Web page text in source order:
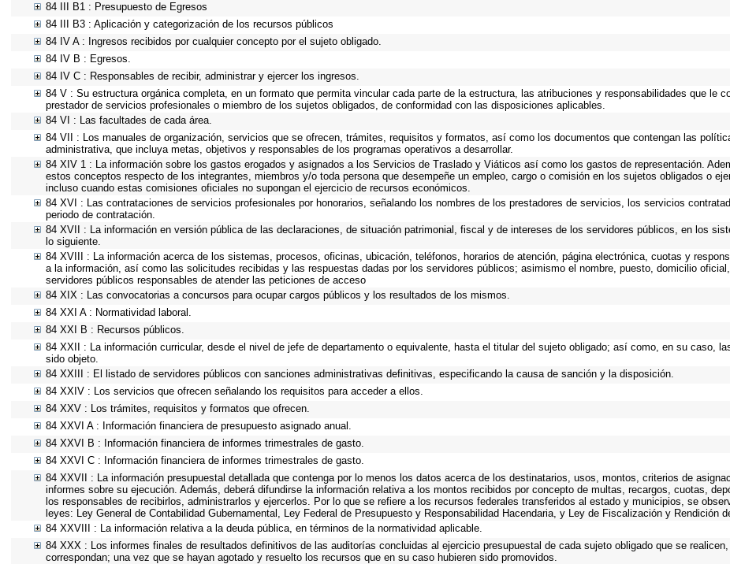
84 III B1 : Presupuesto de Egresos
84 III B3 : Aplicación y categorización de los recursos públicos
84 IV A : Ingresos recibidos por cualquier concepto por el sujeto obligado.
84 IV B : Egresos.
84 IV C : Responsables de recibir, administrar y ejercer los ingresos.
84 V : Su estructura orgánica completa, en un formato que permita vincular cada parte de la estructura, las atribuciones y responsabilidades que le
prestador de servicios profesionales o miembro de los sujetos obligados, de conformidad con las disposiciones aplicables.
84 VI : Las facultades de cada área.
84 VII : Los manuales de organización, servicios que se ofrecen, trámites, requisitos y formatos, así como los documentos que contengan las
administrativa, que incluya metas, objetivos y responsables de los programas operativos a desarrollar.
84 XIV 1 : La información sobre los gastos erogados y asignados a los Servicios de Traslado y Viáticos así como los gastos de representación.
estos conceptos respecto de los integrantes, miembros y/o toda persona que desempeñe un empleo, cargo o comisión en los sujetos obligados o
incluso cuando estas comisiones oficiales no supongan el ejercicio de recursos económicos.
84 XVI : Las contrataciones de servicios profesionales por honorarios, señalando los nombres de los prestadores de servicios, los servicios
periodo de contratación.
84 XVII : La información en versión pública de las declaraciones, de situación patrimonial, fiscal y de intereses de los servidores públicos, en los
lo siguiente.
84 XVIII : La información acerca de los sistemas, procesos, oficinas, ubicación, teléfonos, horarios de atención, página electrónica, cuotas y
a la información, así como las solicitudes recibidas y las respuestas dadas por los servidores públicos; asimismo el nombre, puesto, domicilio
servidores públicos responsables de atender las peticiones de acceso
84 XIX : Las convocatorias a concursos para ocupar cargos públicos y los resultados de los mismos.
84 XXI A : Normatividad laboral.
84 XXI B : Recursos públicos.
84 XXII : La información curricular, desde el nivel de jefe de departamento o equivalente, hasta el titular del sujeto obligado; así como, en su caso,
sido objeto.
84 XXIII : El listado de servidores públicos con sanciones administrativas definitivas, especificando la causa de sanción y la disposición.
84 XXIV : Los servicios que ofrecen señalando los requisitos para acceder a ellos.
84 XXV : Los trámites, requisitos y formatos que ofrecen.
84 XXVI A : Información financiera de presupuesto asignado anual.
84 XXVI B : Información financiera de informes trimestrales de gasto.
84 XXVI C : Información financiera de informes trimestrales de gasto.
84 XXVII : La información presupuestal detallada que contenga por lo menos los datos acerca de los destinatarios, usos, montos, criterios de
informes sobre su ejecución. Además, deberá difundirse la información relativa a los montos recibidos por concepto de multas, recargos, cuotas,
los responsables de recibirlos, administrarlos y ejercerlos. Por lo que se refiere a los recursos federales transferidos al estado y municipios, se
leyes: Ley General de Contabilidad Gubernamental, Ley Federal de Presupuesto y Responsabilidad Hacendaria, y Ley de Fiscalización y Rendición
84 XXVIII : La información relativa a la deuda pública, en términos de la normatividad aplicable.
84 XXX : Los informes finales de resultados definitivos de las auditorías concluidas al ejercicio presupuestal de cada sujeto obligado que se
correspondan; una vez que se hayan agotado y resuelto los recursos que en su caso hubieren sido promovidos.